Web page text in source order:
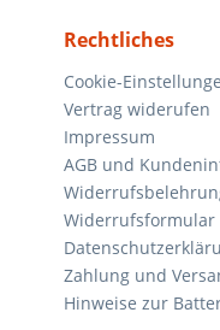
Rechtliches
Cookie-
Vertrag widerufen
Impressum
AGB und
Widerrufsformular
Zahlung und
Hinweise zur